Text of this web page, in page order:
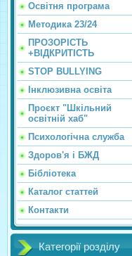
Освітня програма
Методика 23/24
ПРОЗОРІСТЬ
+ВІДКРИТІСТЬ
STOP BULLYING
Інклюзивна освіта
Проєкт "Шкільний
освітній хаб"
Психологічна служба
Здоров'я і БЖД
Бібліотека
Каталог статтей
Контакти
Категорії розділу